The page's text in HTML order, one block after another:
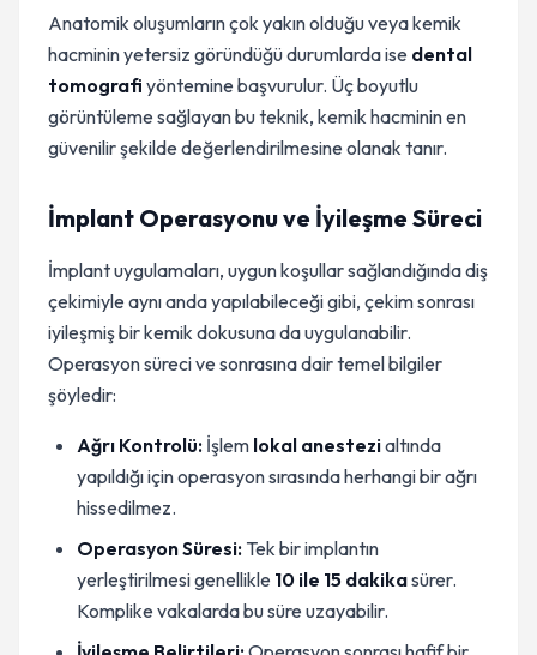
Anatomik oluşumların çok yakın olduğu veya kemik
hacminin yetersiz göründüğü durumlarda ise dental
tomografi yöntemine başvurulur. Üç boyutlu
görüntüleme sağlayan bu teknik, kemik hacminin en
güvenilir şekilde değerlendirilmesine olanak tanır.
İmplant Operasyonu ve İyileşme Süreci
İmplant uygulamaları, uygun koşullar sağlandığında diş
çekimiyle aynı anda yapılabileceği gibi, çekim sonrası
iyileşmiş bir kemik dokusuna da uygulanabilir.
Operasyon süreci ve sonrasına dair temel bilgiler
şöyledir:
Ağrı Kontrolü: İşlem lokal anestezialtında
yapıldığı için operasyon sırasında herhangi bir ağrı
hissedilmez.
Operasyon Süresi: Tek bir implantın
yerleştirilmesi genellikle 10 ile 15 dakikasürer.
Komplike vakalarda bu süre uzayabilir.